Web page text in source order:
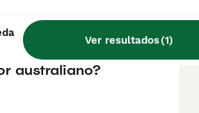
Ver resultados(1)
los perros de
australiano?